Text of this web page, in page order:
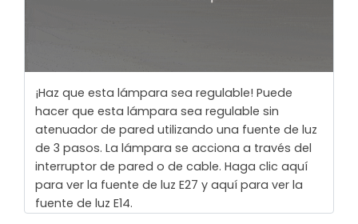
¡Haz que esta lámpara sea regulable! Puede
hacer que esta lámpara sea regulable sin
atenuador de pared utilizando una fuente de luz
de 3 pasos. La lámpara se acciona a través del
interruptor de pared o de cable. Haga clic aquí
para ver la fuente de luz E27 y aquí para ver la
fuente de luz E14.